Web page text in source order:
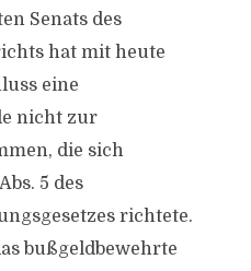
Senats des
hat mit heute
eine
nicht zur
die sich
5 des
richtete.
bußgeldbewehrte